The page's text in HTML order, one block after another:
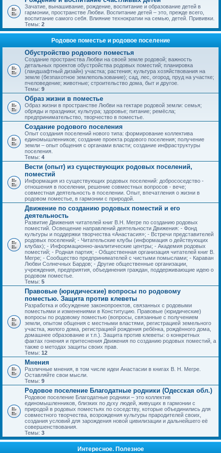
Зачатие, вынашивание, рождение, воспитание и образование детей в
гармонии, пространстве Любви. Воспитание детей – это, прежде всего,
воспитание самого себя. Влияние технократии на семью, детей. Прививки.
Темы: 2
Родовое поместье и родовое поселение
Обустройство родового поместья
Создание пространства Любви на своей земле родовой; важность
детальных проектов обустройства родовых поместий; планировка
(ландшафтный дизайн) участка; растения; культура хозяйствования на
земле (безпахотное землепользование); сад, лес, огород, пруд на участке;
пчеловедение; животные; строительство дома, быт и другое.
Темы: 9
Образ жизни в поместье
Образ жизни в пространстве Любви на гектаре родовой земли: семья;
обряды и праздники; культура; здоровье; питание; ремёсла;
предпринимательство, творчество в поместье.
Создание родового поселения
Опыт создания поселений нового типа: формирование коллектива
единомышленников; создание проекта родового поселения; получение
земли – опыт общения с органами власти; создание инфраструктуры
поселения.
Темы: 4
Вести (опыт) из существующих родовых поселений,
поместий
Информация из существующих родовых поселений: добрососедство -
отношения в поселении, решение совместных вопросов - вече;
совместная деятельность в поселении. Опыт, впечатления о жизни в
родовом поместье, в гармонии с природой.
Движение по созданию родовых поместий и его
деятельность
Развитие Движения читателей книг В.Н. Мегре по созданию родовых
поместий. Освещение направлений деятельности Движения: - Фонд
культуры и поддержки творчества «Анастасия»; - Встречи представителей
родовых поселений; - Читательские клубы (информация о действующих
клубах); - Информационно-аналитические центры; - Академия родовых
поместий; - Родная партия; - Общественная организация читателей книг В.
Мегре; - Сообщество предпринимателей с чистыми помыслами; - Караван
Любви Солнечных Бардов; - Другие общественные организации,
учреждения, предприятия, объединения граждан, поддерживающие идею о
родовом поместье.
Темы: 5
Правовые (юридические) вопросы по родовому
поместью. Защита против клеветы
Разработка и обсуждение законопроектов, связанных с родовыми
поместьями и изменениями в Конституцию. Правовые (юридические)
вопросы по родовому поместью (вопросы, связанные с получением
земли, опытом общения с местными властями, регистрацией земельного
участка, жилого дома, регистрацией рождения ребёнка, рождённого дома,
домашнее образование и т.п.). Защита против клеветы: о конкретных
фактах гонения и притеснения Движения по созданию родовых поместий, а
также о методах защиты своих прав.
Темы: 12
Мнения
Различные мнения, в том числе идеи Анастасии в книгах В. Н. Мегре.
Оставляйте свои мысли.
Темы: 9
Родовое поселение Благодатные родники (Одесская обл.)
Родовое поселение Благодатные родники – это коллектив
единомышленников, близких по духу людей, живущих в гармонии с
природой в родовых поместьях по соседству, которые объединились для
совместного творчества, возрождения культуры прародителей своих,
создания условий для зарождения новой цивилизации и дальнейшего её
совершенствования.
Темы: 3
Интересное. Полезное